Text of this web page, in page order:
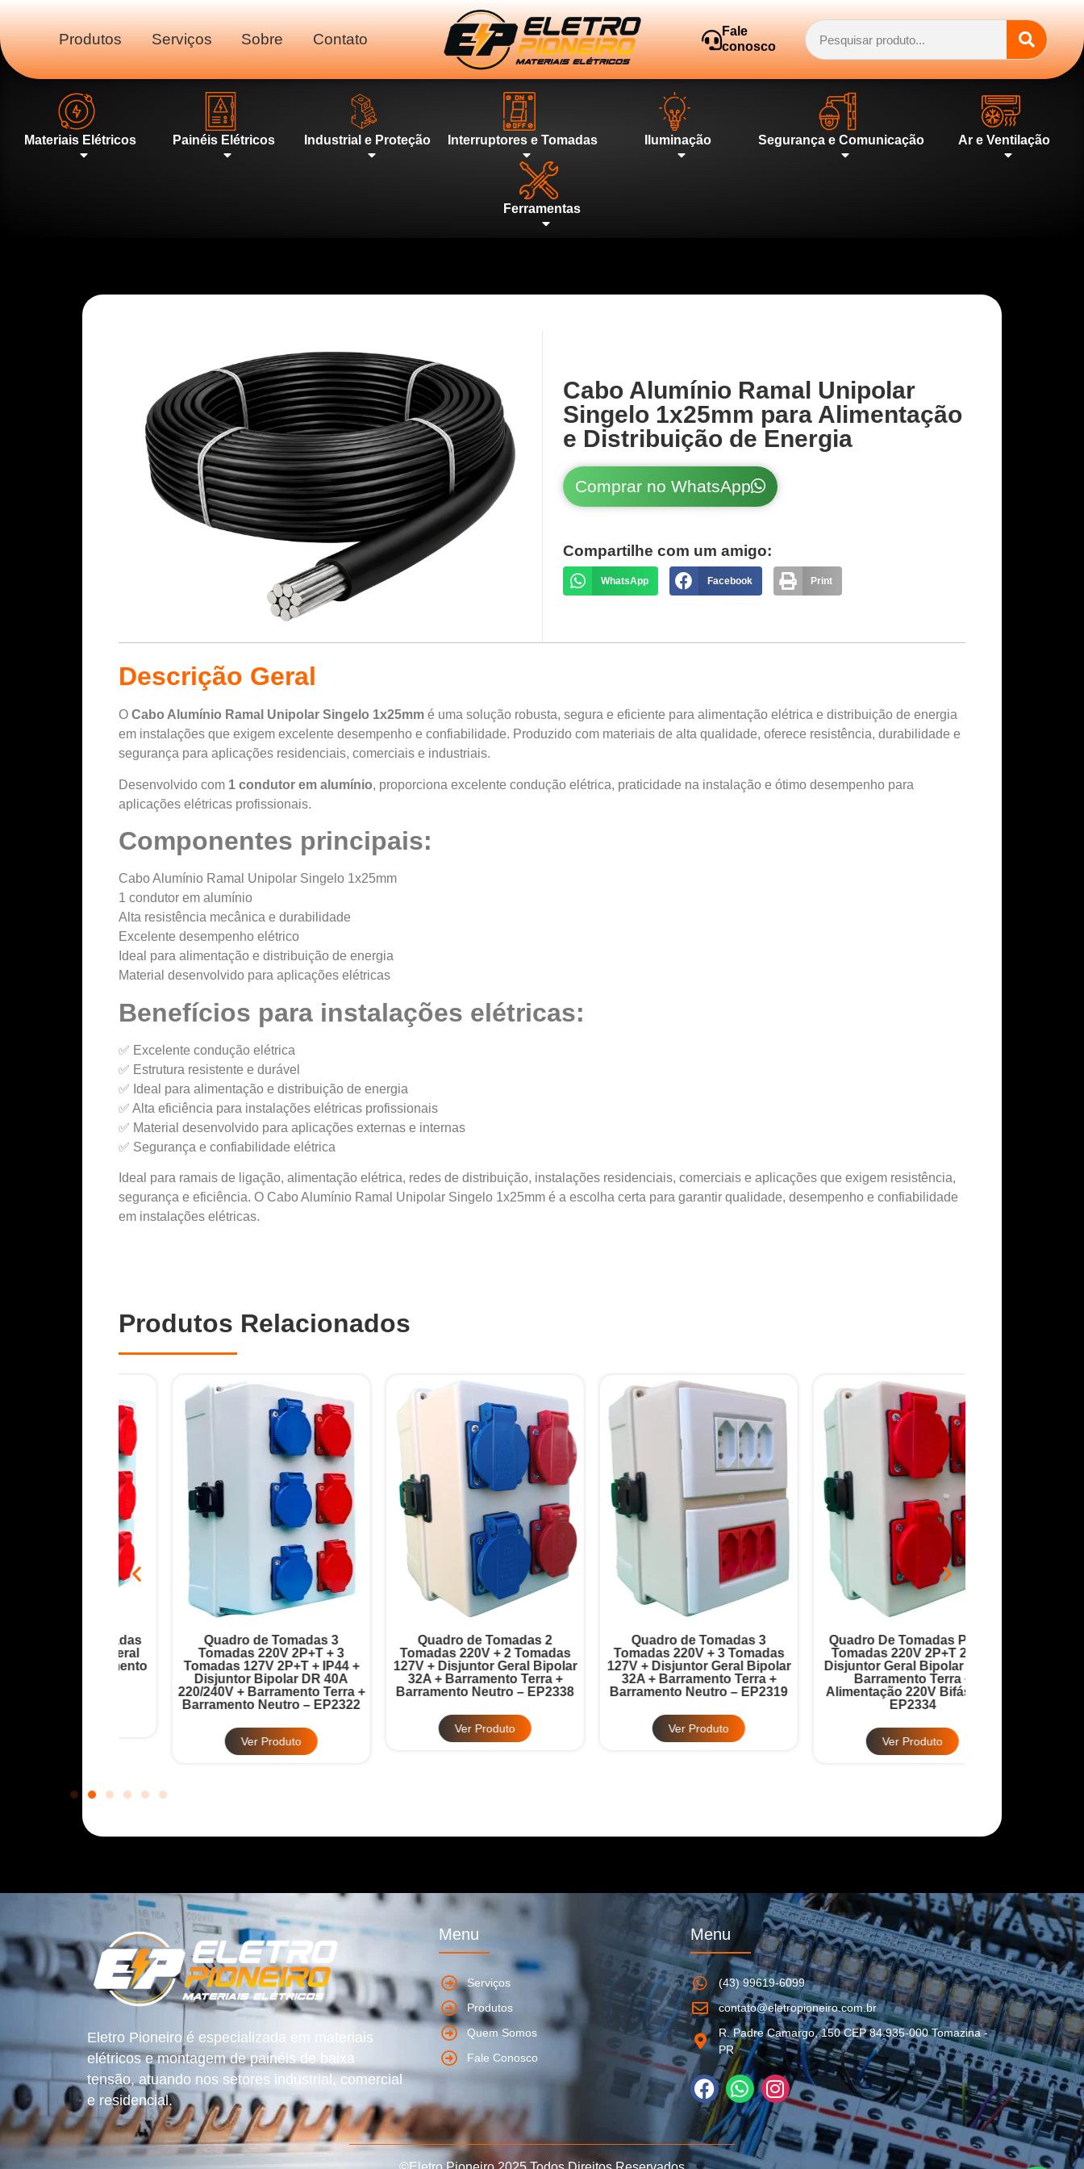
Produtos Serviços Sobre Contato
Fale
conosco
Materiais Elétricos Painéis Elétricos Industrial e Proteção Interruptores e Tomadas Iluminação Segurança e Comunicação Ar e Ventilação
Ferramentas
Cabo Alumínio Ramal Unipolar
Singelo 1x25mm para Alimentação
e Distribuição de Energia
Comprar no WhatsApp
Compartilhe com um amigo:
WhatsApp Facebook Print
Descrição Geral
O Cabo Alumínio Ramal Unipolar Singelo 1x25mm é uma solução robusta, segura e eficiente para alimentação elétrica e distribuição de energia
em instalações que exigem excelente desempenho e confiabilidade. Produzido com materiais de alta qualidade, oferece resistência, durabilidade e
segurança para aplicações residenciais, comerciais e industriais.
Desenvolvido com 1 condutor em alumínio, proporciona excelente condução elétrica, praticidade na instalação e ótimo desempenho para
aplicações elétricas profissionais.
Componentes principais:
Cabo Alumínio Ramal Unipolar Singelo 1x25mm
1 condutor em alumínio
Alta resistência mecânica e durabilidade
Excelente desempenho elétrico
Ideal para alimentação e distribuição de energia
Material desenvolvido para aplicações elétricas
Benefícios para instalações elétricas:
✅ Excelente condução elétrica
✅ Estrutura resistente e durável
✅ Ideal para alimentação e distribuição de energia
✅ Alta eficiência para instalações elétricas profissionais
✅ Material desenvolvido para aplicações externas e internas
✅ Segurança e confiabilidade elétrica
Ideal para ramais de ligação, alimentação elétrica, redes de distribuição, instalações residenciais, comerciais e aplicações que exigem resistência,
segurança e eficiência. O Cabo Alumínio Ramal Unipolar Singelo 1x25mm é a escolha certa para garantir qualidade, desempenho e confiabilidade
em instalações elétricas.
Produtos Relacionados
Quadro de Tomadas 3
Tomadas 220V 2P+T + 3
Tomadas 127V 2P+T + IP44 +
Disjuntor Bipolar DR 40A
220/240V + Barramento Terra +
Barramento Neutro – EP2322
Ver Produto
Quadro de Tomadas 2
Tomadas 220V + 2 Tomadas
127V + Disjuntor Geral Bipolar
32A + Barramento Terra +
Barramento Neutro – EP2338
Ver Produto
Quadro de Tomadas 3
Tomadas 220V + 3 Tomadas
127V + Disjuntor Geral Bipolar
32A + Barramento Terra +
Barramento Neutro – EP2319
Ver Produto
Quadro De Tomadas PVC 4
Tomadas 220V 2P+T 20A +
Disjuntor Geral Bipolar 32A +
Barramento Terra +
Alimentação 220V Bifásico –
Ver Produto
Eletro Pioneiro é especializada em materiais
elétricos e montagem de painéis de baixa
tensão, atuando nos setores industrial, comercial
e residencial.
Menu
Serviços
Produtos
Quem Somos
Fale Conosco
Menu
(43) 99619-6099
contato@eletropioneiro.com.br
R. Padre Camargo, 150 CEP 84.935-000 Tomazina -
PR